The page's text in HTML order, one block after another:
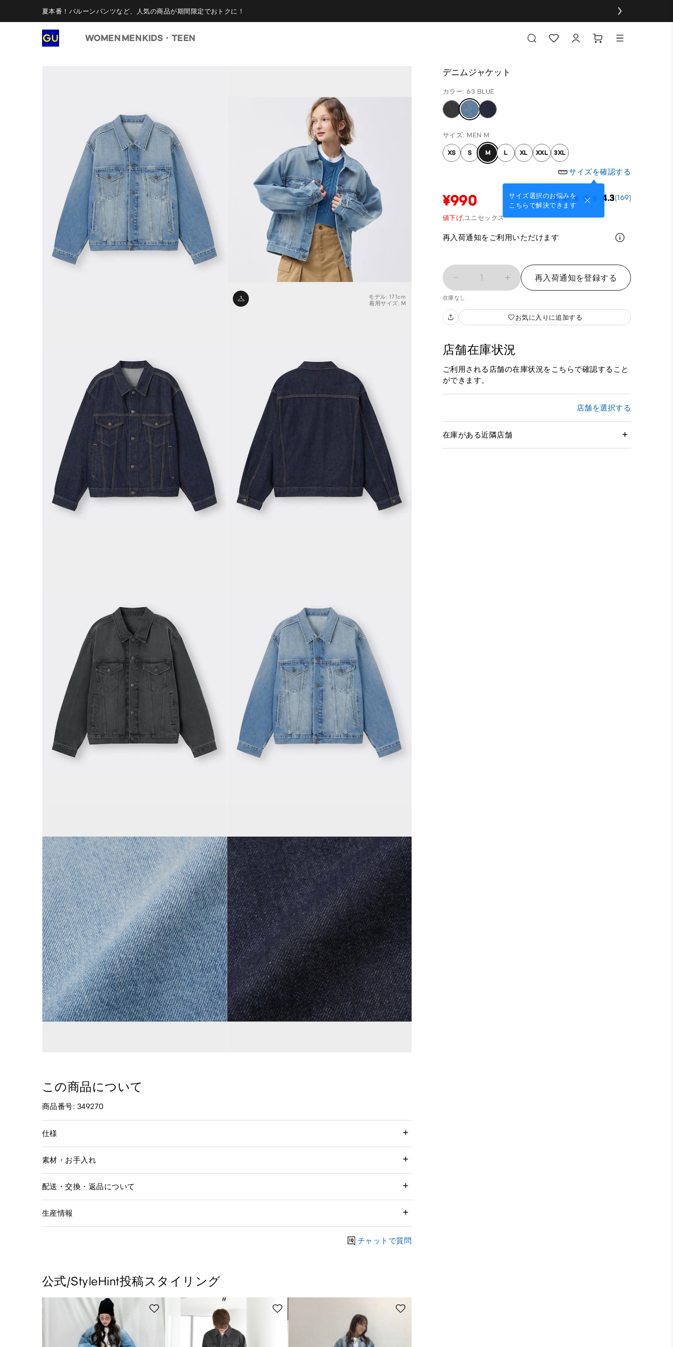
夏本番！バルーンパンツなど、人気の商品が期間限定でおトクに！
WOMEN MENKIDS・TEEN
デニムジャケット
カラー: 63 BLUE
サイズ: MEN M
XS S M L XL XXL 3XL
サイズを確認する
サイズ選択のお悩みを
こちらで解決できます
¥990 4.3(169)
値下げ,ユニセックス
再入荷通知をご利用いただけます
1 再入荷通知を登録する
在庫なし
お気に入りに追加する
店舗在庫状況
ご利用される店舗の在庫状況をこちらで確認すること
ができます。
店舗を選択する
在庫がある近隣店舗
モデル: 171cm
着用サイズ: M
この商品について
商品番号: 349270
仕様
素材・お手入れ
配送・交換・返品について
生産情報
チャットで質問
公式/StyleHint投稿スタイリング